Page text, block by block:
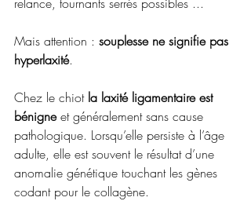
Mais attention : souplesse ne signifie pas
hyperlaxité.
Chez le chiot la laxité ligamentaire est
bénigne et généralement sans cause
pathologique. Lorsqu’elle persiste à l’âge
adulte, elle est souvent le résultat d’une
anomalie génétique touchant les gènes
codant pour le collagène.